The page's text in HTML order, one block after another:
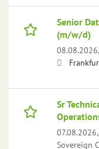
Senior
(m/w/d)
08.08.2026,
Sr
07.08.2026,
Sovereign